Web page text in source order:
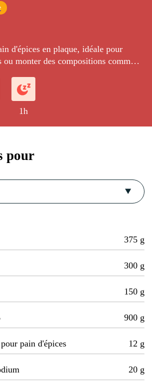
d'épices en plaque, idéale pour
monter des compositions comme
1h
pour
375 g
300 g
150 g
900 g
pain d'épices 12 g
20 g